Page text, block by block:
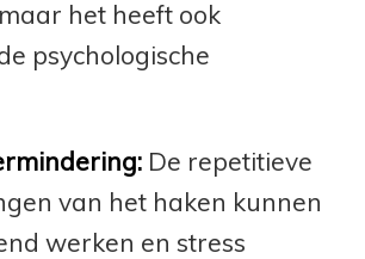
het heeft ook
psychologische
De repetitieve
van het haken kunnen
werken en stress